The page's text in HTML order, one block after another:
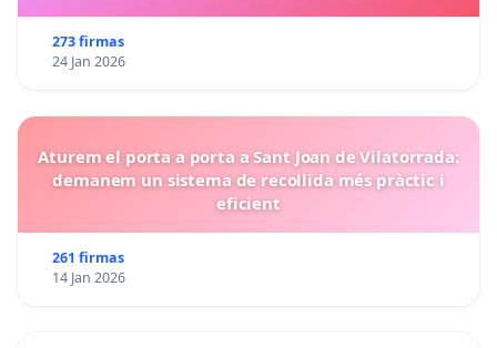
273 firmas
24 Jan 2026
Aturem el porta a porta a Sant Joan de Vilatorrada:
demanem un sistema de recollida més pràctic i
eficient
261 firmas
14 Jan 2026